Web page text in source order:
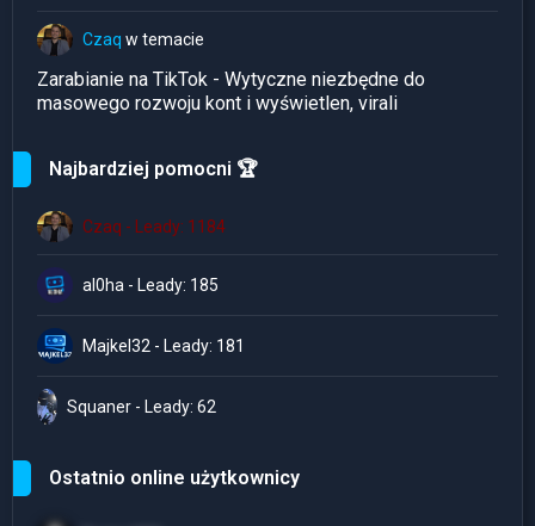
Czaq w temacie
Zarabianie na TikTok - Wytyczne niezbędne do
masowego rozwoju kont i wyświetlen, virali
Najbardziej pomocni 🏆
Czaq - Leady: 1184
al0ha - Leady: 185
Majkel32 - Leady: 181
Squaner - Leady: 62
Ostatnio online użytkownicy